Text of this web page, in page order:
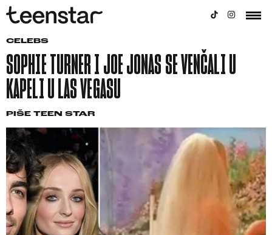
CELEBS
SOPHIE TURNER I JOE JONAS SE VENČALI U
KAPELI U LAS VEGASU
PIŠE TEEN STAR